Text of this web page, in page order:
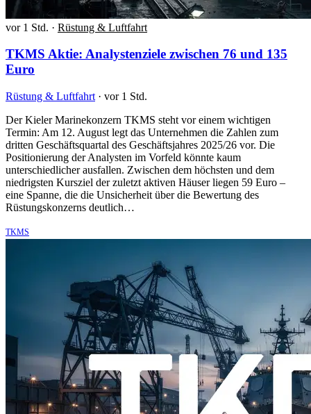
vor 1 Std. · Rüstung & Luftfahrt
TKMS Aktie: Analystenziele zwischen 76 und 135
Euro
Rüstung & Luftfahrt · vor 1 Std.
Der Kieler Marinekonzern TKMS steht vor einem wichtigen
Termin: Am 12. August legt das Unternehmen die Zahlen zum
dritten Geschäftsquartal des Geschäftsjahres 2025/26 vor. Die
Positionierung der Analysten im Vorfeld könnte kaum
unterschiedlicher ausfallen. Zwischen dem höchsten und dem
niedrigsten Kursziel der zuletzt aktiven Häuser liegen 59 Euro –
eine Spanne, die die Unsicherheit über die Bewertung des
Rüstungskonzerns deutlich…
TKMS